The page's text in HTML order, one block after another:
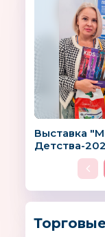
Выставка
Детства-